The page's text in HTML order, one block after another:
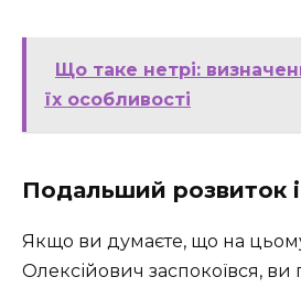
Що таке нетрі:
їх особливості
Подальший розвиток
Якщо ви думаєте, що на
Олексійович заспокоївся, ви